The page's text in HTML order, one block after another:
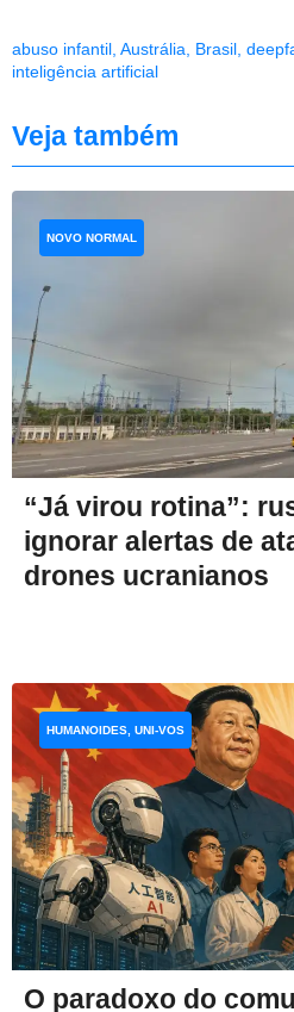
abuso infantil Austrália Brasil
inteligência artificial
Veja também
“Já virou rotina”:
ignorar alertas de
drones ucranianos
NOVO NORMAL
O paradoxo do
HUMANOIDES, UNI-VOS